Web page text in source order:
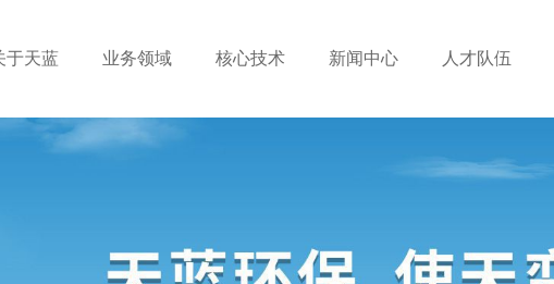
于天蓝 业务领域 核心技术 新闻中心 人才队伍